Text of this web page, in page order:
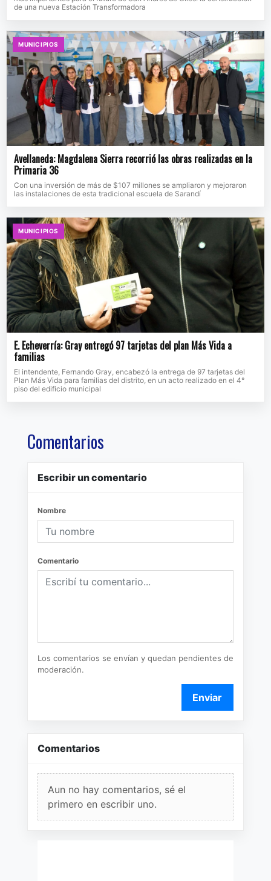
de una nueva Estación Transformadora
MUNICIPIOS
Avellaneda: Magdalena Sierra recorrió las obras realizadas en la
Primaria 36
Con una inversión de más de $107 millones se ampliaron y mejoraron
las instalaciones de esta tradicional escuela de Sarandí
MUNICIPIOS
E. Echeverría: Gray entregó 97 tarjetas del plan Más Vida a
familias
El intendente, Fernando Gray, encabezó la entrega de 97 tarjetas del
Plan Más Vida para familias del distrito, en un acto realizado en el 4°
piso del edificio municipal
Comentarios
Escribir un comentario
Nombre
Comentario
Los comentarios se envían y quedan pendientes de
moderación.
Enviar
Comentarios
Aun no hay comentarios, sé el
primero en escribir uno.